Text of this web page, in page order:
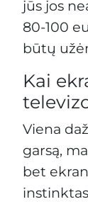
jūs jos
80-100
būtų
Kai
Viena
garsą,
bet